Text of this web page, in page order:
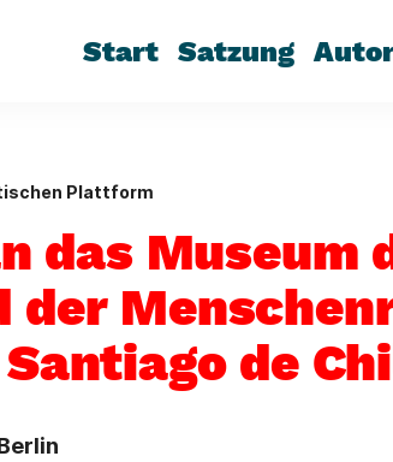
Start Satzung
Plattform
das Museum
der
de